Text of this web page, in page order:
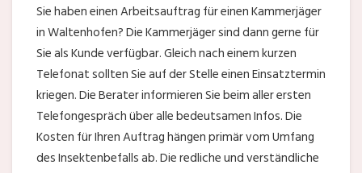
Sie haben einen Arbeitsauftrag für einen Kammerjäger
in Waltenhofen? Die Kammerjäger sind dann gerne für
Sie als Kunde verfügbar. Gleich nach einem kurzen
Telefonat sollten Sie auf der Stelle einen Einsatztermin
kriegen. Die Berater informieren Sie beim aller ersten
Telefongespräch über alle bedeutsamen Infos. Die
Kosten für Ihren Auftrag hängen primär vom Umfang
des Insektenbefalls ab. Die redliche und verständliche